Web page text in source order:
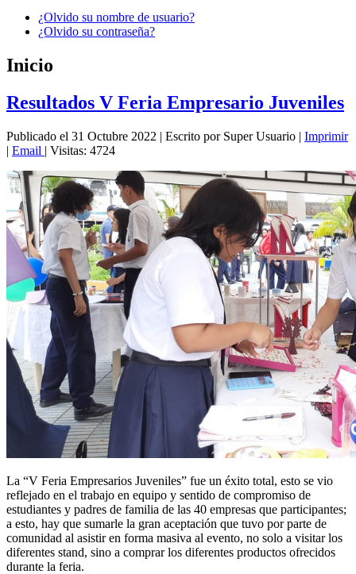
¿Olvido su nombre de usuario?
¿Olvido su contraseña?
Inicio
Resultados V Feria Empresario Juveniles
Publicado el 31 Octubre 2022 | Escrito por Super Usuario | Imprimir
| Email | Visitas: 4724
La “V Feria Empresarios Juveniles” fue un éxito total, esto se vio
reflejado en el trabajo en equipo y sentido de compromiso de
estudiantes y padres de familia de las 40 empresas que participantes;
a esto, hay que sumarle la gran aceptación que tuvo por parte de
comunidad al asistir en forma masiva al evento, no solo a visitar los
diferentes stand, sino a comprar los diferentes productos ofrecidos
durante la feria.